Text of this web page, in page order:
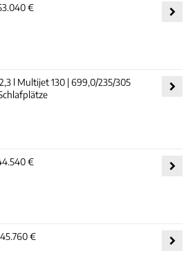
€
l Multijet 130 | 699,0/235/305
€
€